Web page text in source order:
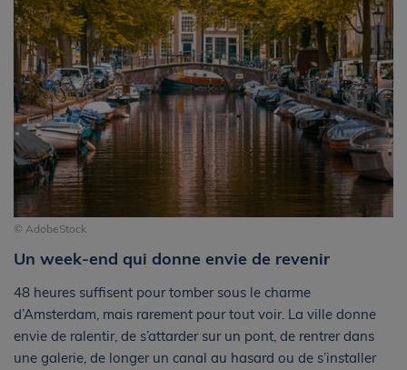
© AdobeStock
Un week-end qui donne envie de revenir
48 heures suffisent pour tomber sous le charme
d’Amsterdam, mais rarement pour tout voir. La ville donne
envie de ralentir, de s’attarder sur un pont, de rentrer dans
une galerie, de longer un canal au hasard ou de s’installer